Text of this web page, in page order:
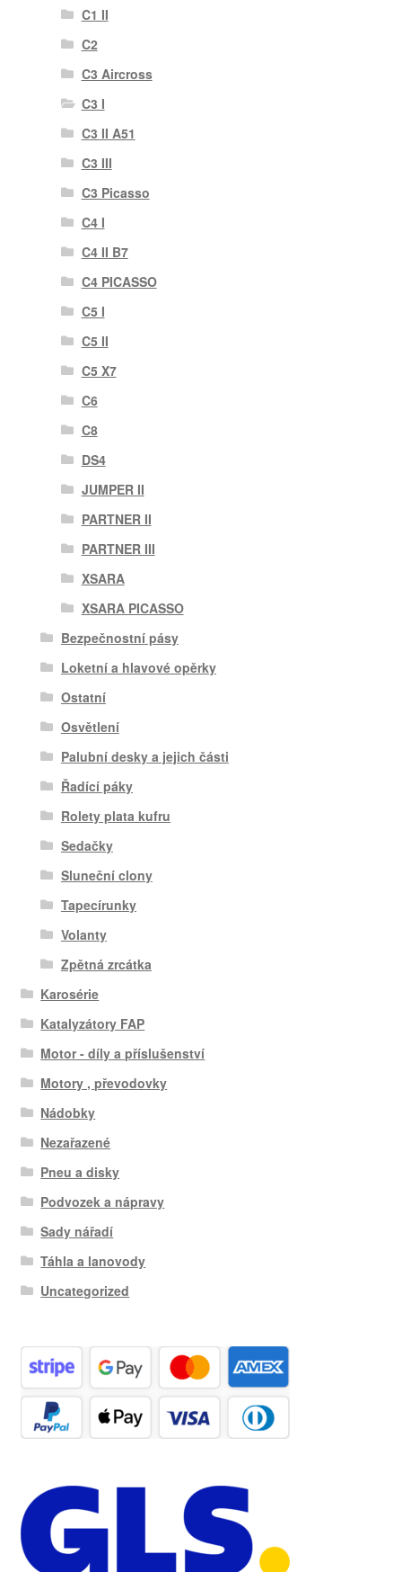
C1 II
C2
C3 Aircross
C3 I
C3 II A51
C3 III
C3 Picasso
C4 I
C4 II B7
C4 PICASSO
C5 I
C5 II
C5 X7
C6
C8
DS4
JUMPER II
PARTNER II
PARTNER III
XSARA
XSARA PICASSO
Bezpečnostní pásy
Loketní a hlavové opěrky
Ostatní
Osvětlení
Palubní desky a jejich části
Řadící páky
Rolety plata kufru
Sedačky
Sluneční clony
Tapecírunky
Volanty
Zpětná zrcátka
Karosérie
Katalyzátory FAP
Motor - díly a příslušenství
Motory , převodovky
Nádobky
Nezařazené
Pneu a disky
Podvozek a nápravy
Sady nářadí
Táhla a lanovody
Uncategorized